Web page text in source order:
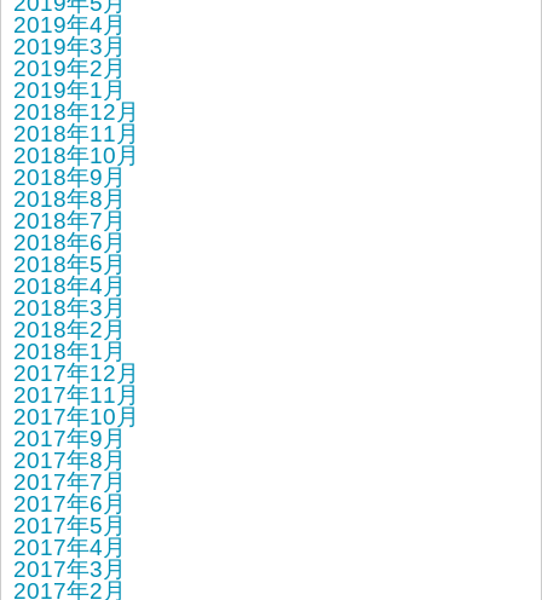
2019年4月
2019年3月
2019年2月
2019年1月
2018年12月
2018年11月
2018年10月
2018年9月
2018年8月
2018年7月
2018年6月
2018年5月
2018年4月
2018年3月
2018年2月
2018年1月
2017年12月
2017年11月
2017年10月
2017年9月
2017年8月
2017年7月
2017年6月
2017年5月
2017年4月
2017年3月
2017年2月